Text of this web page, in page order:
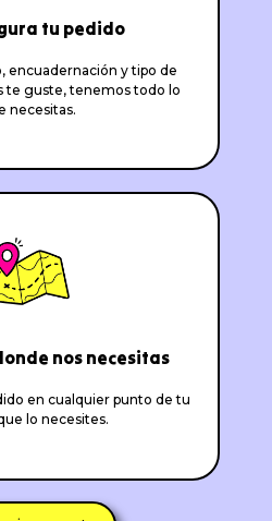
tu pedido
encuadernación y tipo de
te guste, tenemos todo lo
necesitas.
nos necesitas
en cualquier punto de tu
lo necesites.